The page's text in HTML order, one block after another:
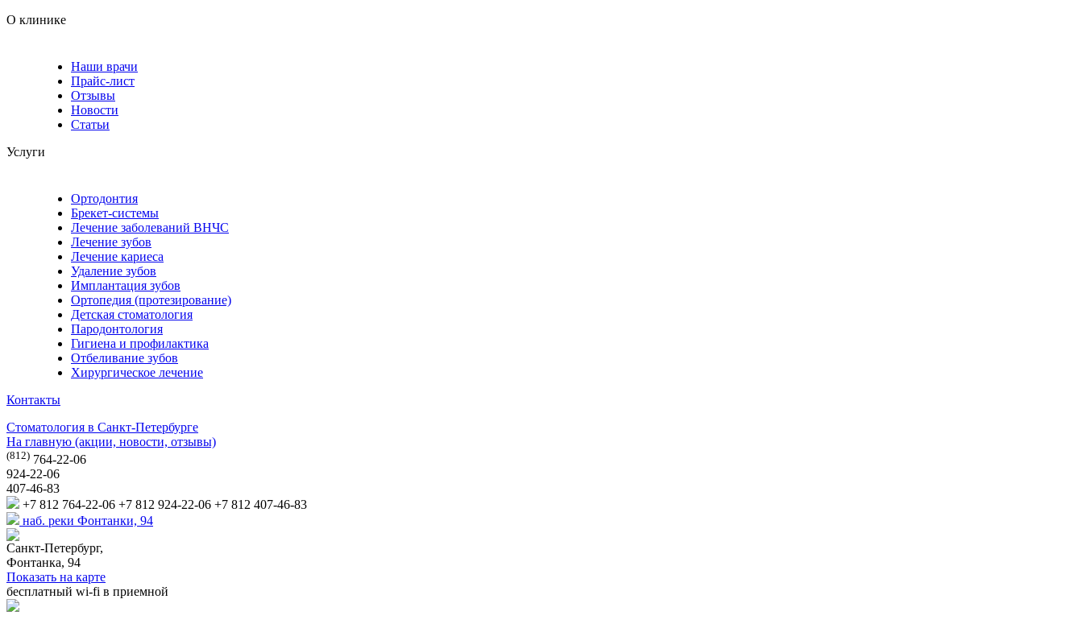
О клинике
Наши врачи
Прайс-лист
Отзывы
Новости
Статьи
Услуги
Ортодонтия
Брекет-системы
Лечение заболеваний ВНЧС
Лечение зубов
Лечение кариеса
Удаление зубов
Имплантация зубов
Ортопедия (протезирование)
Детская стоматология
Пародонтология
Гигиена и профилактика
Отбеливание зубов
Хирургическое лечение
Контакты
Стоматология в Санкт-Петербурге
На главную (акции, новости, отзывы)
(812) 764-22-06
924-22-06
407-46-83
+7 812 764-22-06 +7 812 924-22-06 +7 812 407-46-83
наб. реки Фонтанки, 94
Санкт-Петербург,
Фонтанка, 94
Показать на карте
бесплатный wi-fi в приемной